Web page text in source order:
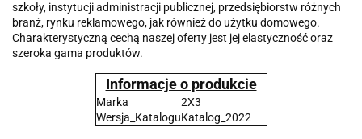
szkoły, instytucji administracji publicznej, przedsiębiorstw różnych
branż, rynku reklamowego, jak również do użytku domowego.
Charakterystyczną cechą naszej oferty jest jej elastyczność oraz
szeroka gama produktów.
Informacje o produkcie
Marka
2X3
Wersja_KataloguKatalog_2022